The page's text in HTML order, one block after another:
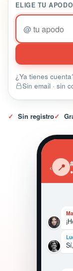
ELIGE TU
@
¿Ya tienes
Sin email · sin
✓ Sin registro✓
‹ 📍